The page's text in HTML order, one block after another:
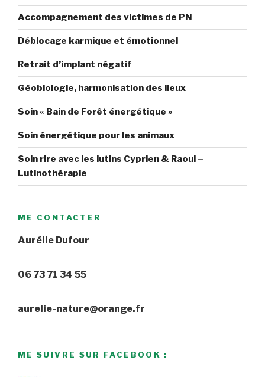
Accompagnement des victimes de PN
Déblocage karmique et émotionnel
Retrait d’implant négatif
Géobiologie, harmonisation des lieux
Soin « Bain de Forêt énergétique »
Soin énergétique pour les animaux
Soin rire avec les lutins Cyprien & Raoul –
Lutinothérapie
ME CONTACTER
Aurélie Dufour
06 73 71 34 55
aurelie-nature@orange.fr
ME SUIVRE SUR FACEBOOK :